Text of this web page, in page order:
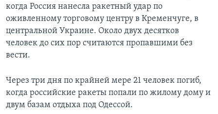
когда Россия нанесла ракетный удар по
оживленному торговому центру в Кременчуге, в
центральной Украине. Около двух десятков
человек до сих пор считаются пропавшими без
вести.
Через три дня по крайней мере 21 человек погиб,
когда российские ракеты попали по жилому дому и
двум базам отдыха под Одессой.